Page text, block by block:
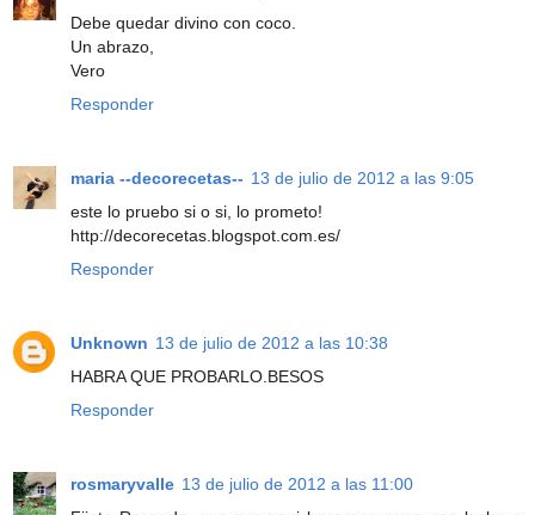
Debe quedar divino con coco.
Un abrazo,
Vero
Responder
maria --decorecetas-- 13 de julio de 2012 a las 9:05
este lo pruebo si o si, lo prometo!
http://decorecetas.blogspot.com.es/
Responder
Unknown 13 de julio de 2012 a las 10:38
HABRA QUE PROBARLO.BESOS
Responder
rosmaryvalle 13 de julio de 2012 a las 11:00